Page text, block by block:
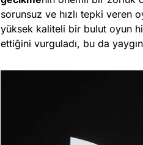
sorunsuz ve hızlı tepki veren
yüksek kaliteli bir bulut oyun
ettiğini vurguladı, bu da